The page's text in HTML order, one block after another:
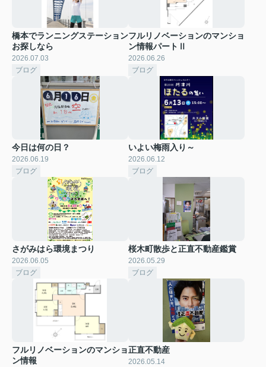
橋本でランニングステーション
お探しなら
2026.07.03
ブログ
フルリノベーションのマンショ
ン情報パートⅡ
2026.06.26
ブログ
今日は何の日？
2026.06.19
ブログ
いよい梅雨入り～
2026.06.12
ブログ
さがみはら環境まつり
2026.06.05
ブログ
桜木町散歩と正直不動産鑑賞
2026.05.29
ブログ
フルリノベーションのマンショ
ン情報
正直不動産
2026.05.14